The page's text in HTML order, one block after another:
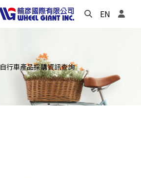
EN
自行車產品採購資訊查詢